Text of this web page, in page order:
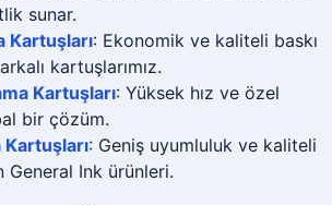
sunar.
Kartuşları: Ekonomik ve kaliteli baskı
kartuşlarımız.
Kartuşları: Yüksek hız ve özel
bir çözüm.
: Geniş uyumluluk ve kaliteli
General Ink ürünleri.